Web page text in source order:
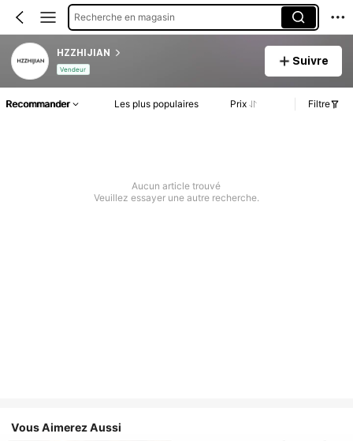
Recherche en magasin
HZZHIJIAN
Vendeur
Suivre
Recommander Les plus populaires Prix Filtre
Aucun article trouvé
Veuillez essayer une autre recherche.
Vous Aimerez Aussi